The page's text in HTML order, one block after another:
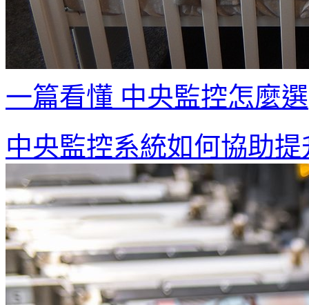
一篇看懂 中央監控怎麼選
中央監控系統如何協助